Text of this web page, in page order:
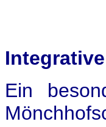
Ein